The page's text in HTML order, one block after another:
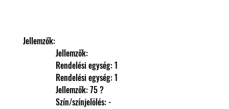
Jellemzők:
                Jellemzők:
                Rendelési egység: 1
                Rendelési egység: 1
                Jellemzők: 75 ?
                Szín/színjelölés: -